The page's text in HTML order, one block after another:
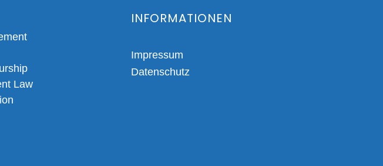
Law
INFORMATIONEN
Impressum
Datenschutz